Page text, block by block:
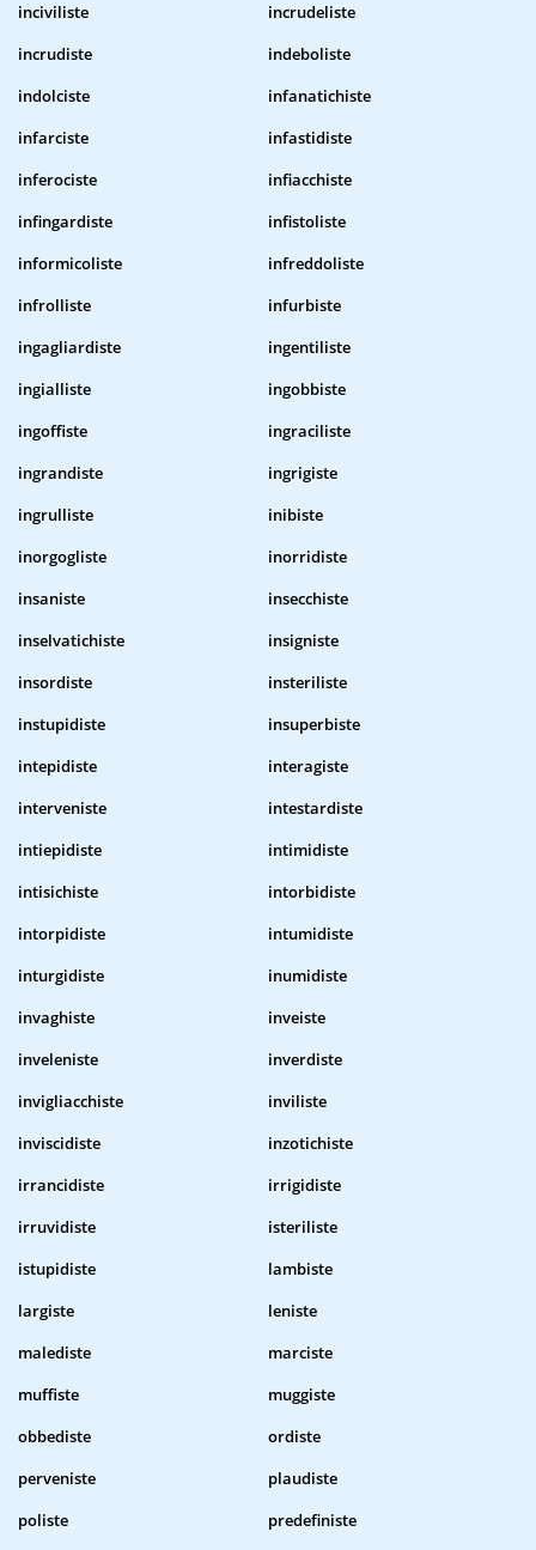
inciviliste
incrudeliste
incrudiste
indeboliste
indolciste
infanatichiste
infarciste
infastidiste
inferociste
infiacchiste
infingardiste
infistoliste
informicoliste
infreddoliste
infrolliste
infurbiste
ingagliardiste
ingentiliste
ingialliste
ingobbiste
ingoffiste
ingraciliste
ingrandiste
ingrigiste
ingrulliste
inibiste
inorgogliste
inorridiste
insaniste
insecchiste
inselvatichiste
insigniste
insordiste
insteriliste
instupidiste
insuperbiste
intepidiste
interagiste
interveniste
intestardiste
intiepidiste
intimidiste
intisichiste
intorbidiste
intorpidiste
intumidiste
inturgidiste
inumidiste
invaghiste
inveiste
inveleniste
inverdiste
invigliacchiste
inviliste
inviscidiste
inzotichiste
irrancidiste
irrigidiste
irruvidiste
isteriliste
istupidiste
lambiste
largiste
leniste
malediste
marciste
muffiste
muggiste
obbediste
ordiste
perveniste
plaudiste
poliste
predefiniste